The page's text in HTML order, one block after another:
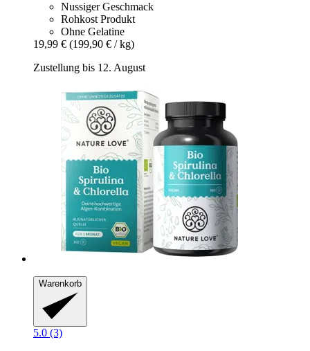
Nussiger Geschmack
Rohkost Produkt
Ohne Gelatine
19,99 € (199,90 € / kg)
Zustellung bis 12. August
Warenkorb
5.0 (3)